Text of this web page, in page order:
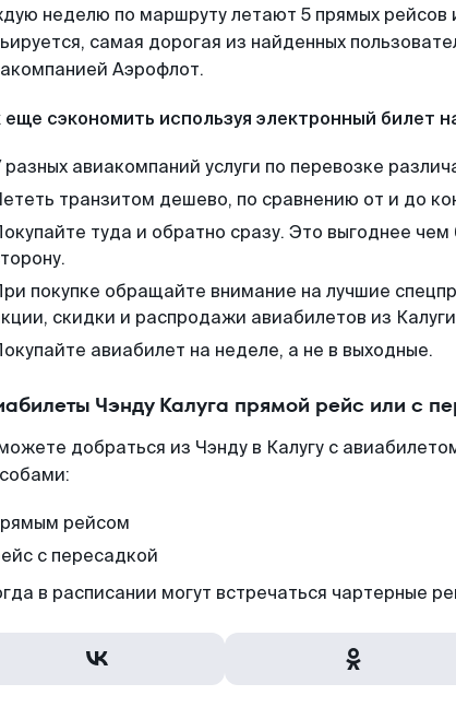
неделю по маршруту летают 5 прямых рейсов
самая дорогая из найденных
Аэрофлот.
еще сэкономить используя электронный билет
разных авиакомпаний услуги по перевозке
транзитом дешево, по сравнению от и до
туда и обратно сразу. Это выгоднее чем
покупке обращайте внимание на лучшие
скидки и распродажи авиабилетов из
авиабилет на неделе, а не в выходные.
Чэнду Калуга прямой рейс или с
добраться из Чэнду в Калугу с
рейсом
с пересадкой
в расписании могут встречаться чартерные